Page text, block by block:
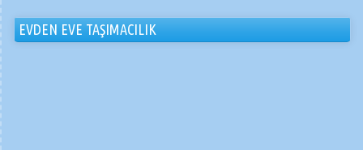
EVDEN EVE TAŞIMACILIK